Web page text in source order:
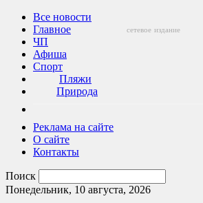
Все новости
Главное
ЧП
Афиша
Спорт
Пляжи
Природа
Реклама на сайте
О сайте
Контакты
Поиск
Понедельник, 10 августа, 2026
сетевое издание